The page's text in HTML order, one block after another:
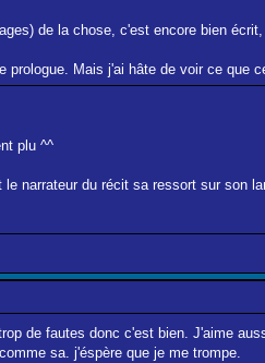
de la chose, c'est encore bien
Mais j'ai hâte de voir ce que
plu ^^
narrateur du récit sa ressort sur son
de fautes donc c'est bien. J'aime
sa. j'éspère que je me trompe.